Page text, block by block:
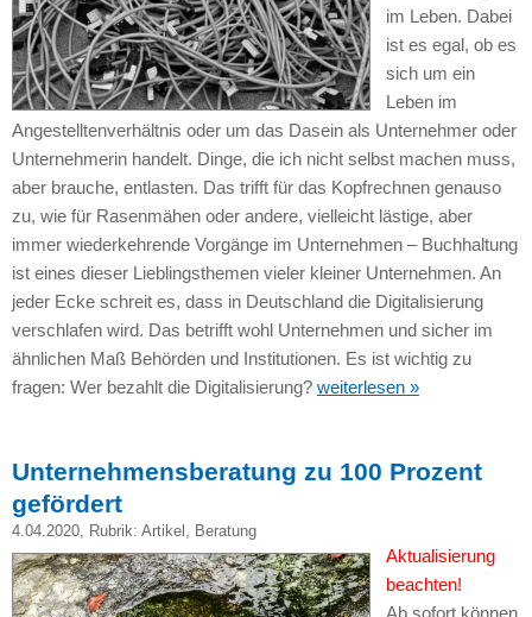
im Leben. Dabei
ist es egal, ob es
sich um ein
Leben im
Angestelltenverhältnis oder um das Dasein als Unternehmer oder
Unternehmerin handelt. Dinge, die ich nicht selbst machen muss,
aber brauche, entlasten. Das trifft für das Kopfrechnen genauso
zu, wie für Rasenmähen oder andere, vielleicht lästige, aber
immer wiederkehrende Vorgänge im Unternehmen – Buchhaltung
ist eines dieser Lieblingsthemen vieler kleiner Unternehmen. An
jeder Ecke schreit es, dass in Deutschland die Digitalisierung
verschlafen wird. Das betrifft wohl Unternehmen und sicher im
ähnlichen Maß Behörden und Institutionen. Es ist wichtig zu
fragen: Wer bezahlt die Digitalisierung? weiterlesen »
Unternehmensberatung zu 100 Prozent
gefördert
4.04.2020, Rubrik: Artikel , Beratung
Aktualisierung
beachten!
Ab sofort können